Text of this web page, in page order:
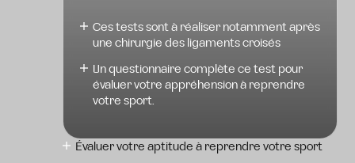
Ces tests sont à réaliser notamment après
une chirurgie des ligaments croisés
Un questionnaire complète ce test pour
évaluer votre appréhension à reprendre
votre sport.
Évaluer votre aptitude à reprendre votre sport